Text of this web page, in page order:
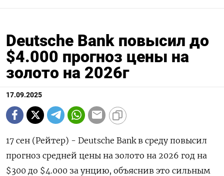
Deutsche Bank повысил до
$4.000 прогноз цены на
золото на 2026г
17.09.2025
17 сен (Рейтер) - Deutsche Bank в среду повысил
прогноз средней цены на золото на 2026 год на
$300 до $4.000 за унцию, объяснив это сильным